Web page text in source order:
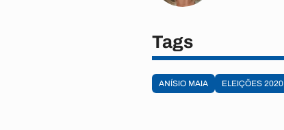
Tags
ANÍSIO MAIA ELEIÇÕES 2020